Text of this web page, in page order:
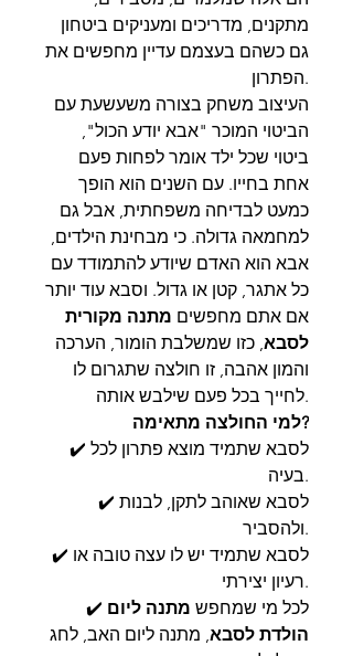
מתקנים, מדריכים ומעניקים ביטחון
גם כשהם בעצמם עדיין מחפשים את
הפתרון.
העיצוב משחק בצורה משעשעת עם
הביטוי המוכר "אבא יודע הכול",
ביטוי שכל ילד אומר לפחות פעם
אחת בחייו. עם השנים הוא הופך
כמעט לבדיחה משפחתית, אבל גם
למחמאה גדולה. כי מבחינת הילדים,
אבא הוא האדם שיודע להתמודד עם
כל אתגר, קטן או גדול. וסבא עוד יותר
אם אתם מחפשים מתנה מקורית
לסבא, כזו שמשלבת הומור, הערכה
והמון אהבה, זו חולצה שתגרום לו
לחייך בכל פעם שילבש אותה.
למי החולצה מתאימה?
✔️ לסבא שתמיד מוצא פתרון לכל
בעיה.
✔️ לסבא שאוהב לתקן, לבנות
ולהסביר.
✔️ לסבא שתמיד יש לו עצה טובה או
רעיון יצירתי.
✔️ לכל מי שמחפש מתנה ליום
הולדת לסבא, מתנה ליום האב, לחג